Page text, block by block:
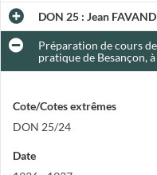
DON 25 : Jean FAVAND
Préparation de cours
pratique de Besançon,
Cote/Cotes extrêmes
DON 25/24
Date